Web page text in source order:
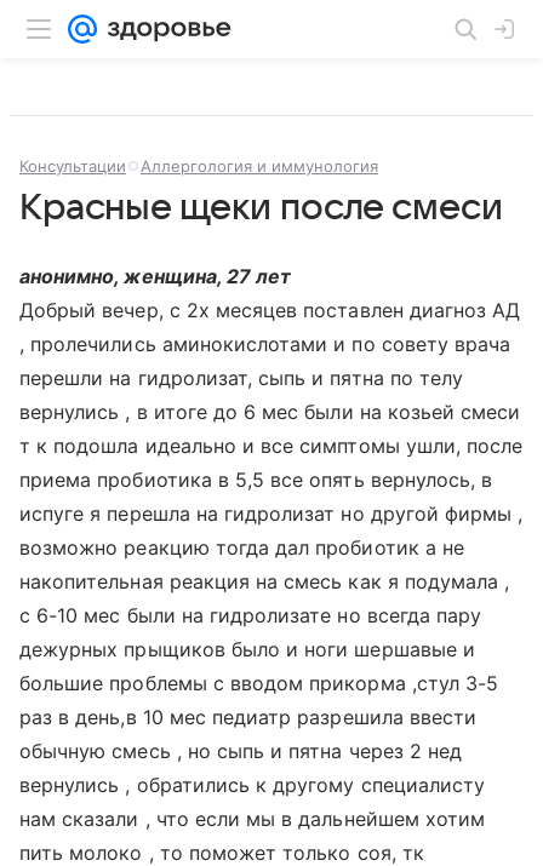
Консультации Аллергология и иммунология
Красные щеки после смеси
анонимно, женщина, 27 лет
Добрый вечер, с 2х месяцев поставлен диагноз АД
, пролечились аминокислотами и по совету врача
перешли на гидролизат, сыпь и пятна по телу
вернулись , в итоге до 6 мес были на козьей смеси
т к подошла идеально и все симптомы ушли, после
приема пробиотика в 5,5 все опять вернулось, в
испуге я перешла на гидролизат но другой фирмы ,
возможно реакцию тогда дал пробиотик а не
накопительная реакция на смесь как я подумала ,
с 6-10 мес были на гидролизате но всегда пару
дежурных прыщиков было и ноги шершавые и
большие проблемы с вводом прикорма ,стул 3-5
раз в день,в 10 мес педиатр разрешила ввести
обычную смесь , но сыпь и пятна через 2 нед
вернулись , обратились к другому специалисту
нам сказали , что если мы в дальнейшем хотим
пить молоко , то поможет только соя, тк